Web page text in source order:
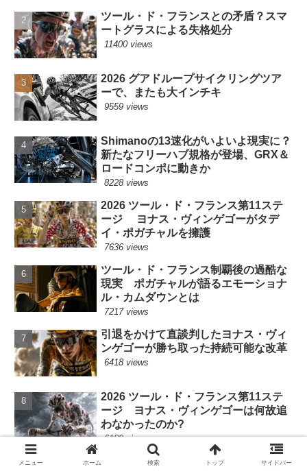
ツール・ド・フランスとの矛盾？スマ
ートグラスによる失格処分
11400 views
2026 グアドループサイクリングツア
ーで、またも大インチキ
9559 views
Shimanoの13速化がいよいよ現実に？
新たなフリーハブ規格が登場、GRX＆
ロードコンポに動きか
8228 views
2026 ツール・ド・フランス第11ステ
ージ ヨナス・ヴィンゲゴーがタデ
イ・ポガチャルを擁護
7636 views
ツール・ド・フランス制覇後の過酷な
現実 ポガチャルが語るエモーショナ
ル・カムダウンとは
7217 views
引退をかけて直談判したヨナス・ヴィ
ンゲゴーが勝ち取った持続可能な改革
6418 views
2026 ツール・ド・フランス第11ステ
ージ ヨナス・ヴィンゲゴーは何故追
わなかったのか?
6189 views
2026 ツール・ド・フランス第18ステ
メニュー ホーム 検索 トップ サイドバー